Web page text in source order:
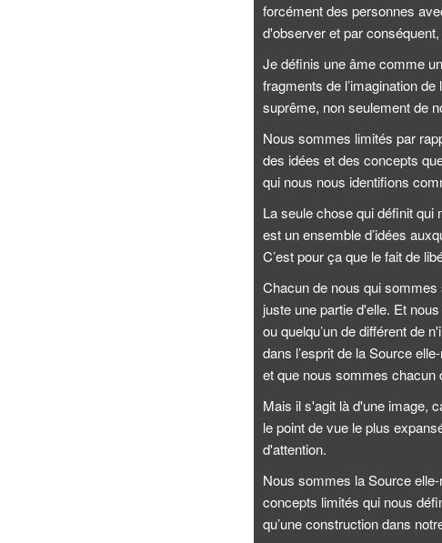
forcément des personnes
d'observer et par
Je définis une âme comme
fragments de l’imagination
suprême, non seulement de
Nous sommes limités par
des idées et des concepts
qui nous nous identifions
La seule chose qui définit
est un ensemble d’idées
C’est pour ça que le fait de
Chacun de nous qui
juste une partie d'elle. Et
ou quelqu’un de différent de
dans l’esprit de la Source
et que nous sommes chacun
Mais il s'agit là d'une image,
le point de vue le plus
d'attention.
Nous sommes la Source
concepts limités qui nous
qu’une construction dans